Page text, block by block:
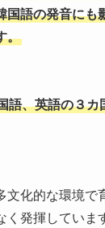
国語の発音にも
。
語、英語の３
文化的な環境で
く発揮していま